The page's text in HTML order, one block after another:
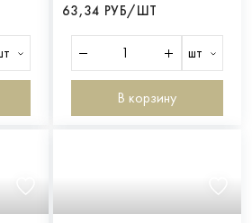
63,34 РУБ/ШТ
шт
В корзину